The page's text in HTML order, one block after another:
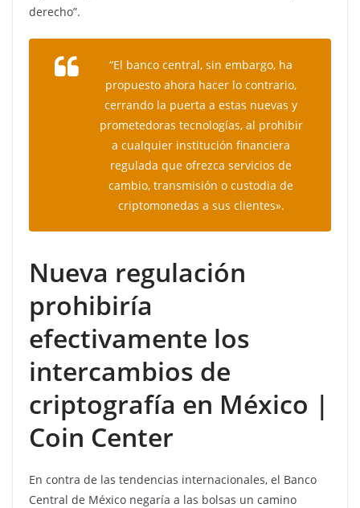
derecho”.
“El banco central, sin embargo, ha
propuesto ahora hacer lo contrario,
cerrando la puerta a estas nuevas y
prometedoras tecnologías, al prohibir
a cualquier institución financiera
regulada que ofrezca servicios de
cambio, transmisión o custodia de
criptomonedas a sus clientes».
Nueva regulación
prohibiría
efectivamente los
intercambios de
criptografía en México |
Coin Center
En contra de las tendencias internacionales, el Banco
Central de México negaría a las bolsas un camino